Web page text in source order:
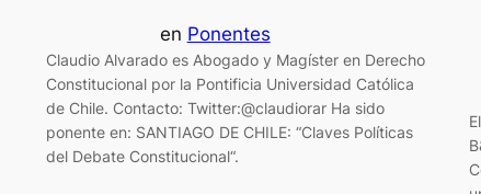
en Ponentes
Claudio Alvarado es Abogado y Magíster en Derecho
Constitucional por la Pontificia Universidad Católica
de Chile. Contacto: Twitter:@claudiorar Ha sido
ponente en: SANTIAGO DE CHILE: “Claves Políticas
del Debate Constitucional“.